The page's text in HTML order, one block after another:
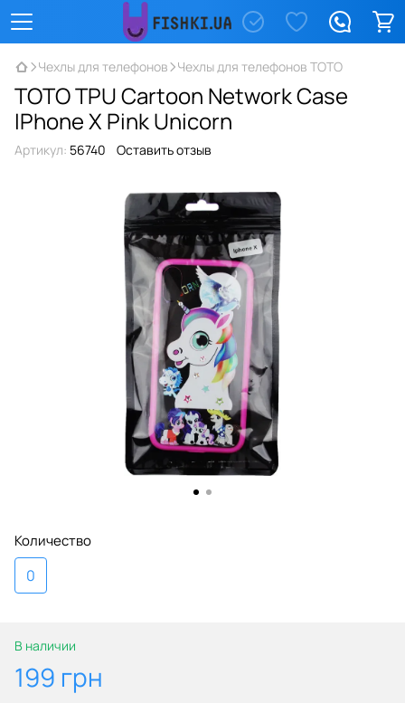
Чехлы для телефонов Чехлы для телефонов TOTO
TOTO TPU Сartoon Network Case
IPhone X Pink Unicorn
Артикул: 56740 Оставить отзыв
Количество
0
В наличии
199 грн